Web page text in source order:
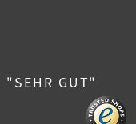
"SEHR GUT"